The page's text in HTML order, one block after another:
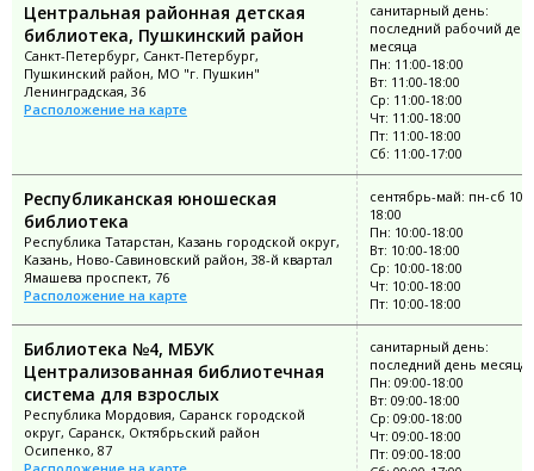
Центральная районная детская
библиотека, Пушкинский район
Санкт-Петербург, Санкт-Петербург,
Пушкинский район, МО "г. Пушкин"
Ленинградская, 36
Расположение на карте
санитарный день:
последний рабочий
месяца
Пн: 11:00-18:00
Вт: 11:00-18:00
Ср: 11:00-18:00
Чт: 11:00-18:00
Пт: 11:00-18:00
Сб: 11:00-17:00
Республиканская юношеская
библиотека
Республика Татарстан, Казань городской округ,
Казань, Ново-Савиновский район, 38-й квартал
Ямашева проспект, 76
Расположение на карте
сентябрь-май: пн-сб
18:00
Пн: 10:00-18:00
Вт: 10:00-18:00
Ср: 10:00-18:00
Чт: 10:00-18:00
Пт: 10:00-18:00
Библиотека №4, МБУК
Централизованная библиотечная
система для взрослых
Республика Мордовия, Саранск городской
округ, Саранск, Октябрьский район
Осипенко, 87
санитарный день:
последний день месяца
Пн: 09:00-18:00
Вт: 09:00-18:00
Ср: 09:00-18:00
Чт: 09:00-18:00
Пт: 09:00-18:00